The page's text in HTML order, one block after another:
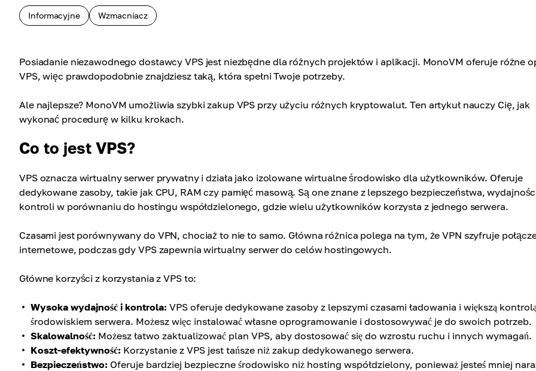
Informacyjne Wzmacniacz
Posiadanie niezawodnego dostawcy VPS jest niezbędne dla różnych projektów i aplikacji. MonoVM oferuje różne
VPS, więc prawdopodobnie znajdziesz taką, która spełni Twoje potrzeby.
Ale najlepsze? MonoVM umożliwia szybki zakup VPS przy użyciu różnych kryptowalut. Ten artykuł nauczy Cię, jak
wykonać procedurę w kilku krokach.
Co to jest VPS?
VPS oznacza wirtualny serwer prywatny i działa jako izolowane wirtualne środowisko dla użytkowników. Oferuje
dedykowane zasoby, takie jak CPU, RAM czy pamięć masową. Są one znane z lepszego bezpieczeństwa,
kontroli w porównaniu do hostingu współdzielonego, gdzie wielu użytkowników korzysta z jednego serwera.
Czasami jest porównywany do VPN, chociaż to nie to samo. Główna różnica polega na tym, że VPN szyfruje
internetowe, podczas gdy VPS zapewnia wirtualny serwer do celów hostingowych.
Główne korzyści z korzystania z VPS to:
Wysoka wydajność i kontrola: VPS oferuje dedykowane zasoby z lepszymi czasami ładowania i większą
środowiskiem serwera. Możesz więc instalować własne oprogramowanie i dostosowywać je do swoich potrzeb.
Skalowalność: Możesz łatwo zaktualizować plan VPS, aby dostosować się do wzrostu ruchu i innych wymagań.
Koszt-efektywność: Korzystanie z VPS jest tańsze niż zakup dedykowanego serwera.
Bezpieczeństwo: Oferuje bardziej bezpieczne środowisko niż hosting współdzielony, ponieważ jesteś mniej